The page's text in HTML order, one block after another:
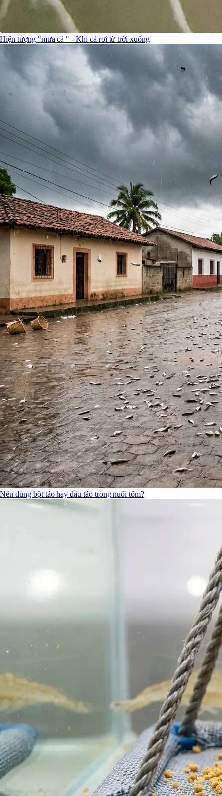
Hiện tượng "mưa cá " - Khi cá rơi từ trời xuống
Nên dùng bột tảo hay dầu tảo trong nuôi tôm?